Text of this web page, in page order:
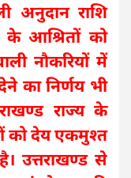
अनुदान राशि
आश्रितों को
नौकरियों में
का निर्णय भी
राज्य के
को देय एकमुश्त
उत्तराखण्ड से